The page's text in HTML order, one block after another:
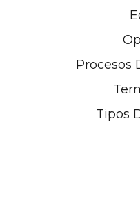
Procesos
Tipos